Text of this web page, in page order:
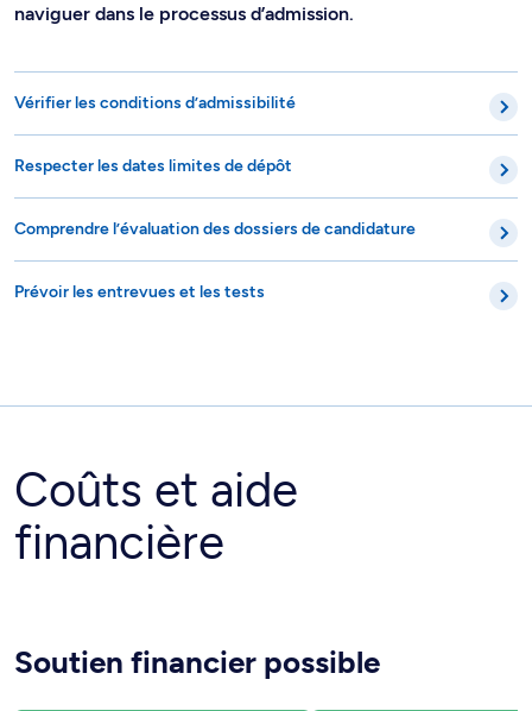
naviguer dans le processus d’admission.
Vérifier les conditions d’admissibilité
Respecter les dates limites de dépôt
Comprendre l’évaluation des dossiers de candidature
Prévoir les entrevues et les tests
Coûts et aide
financière
Soutien financier possible